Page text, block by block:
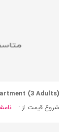
(3 Adults)
شروع قیمت از :